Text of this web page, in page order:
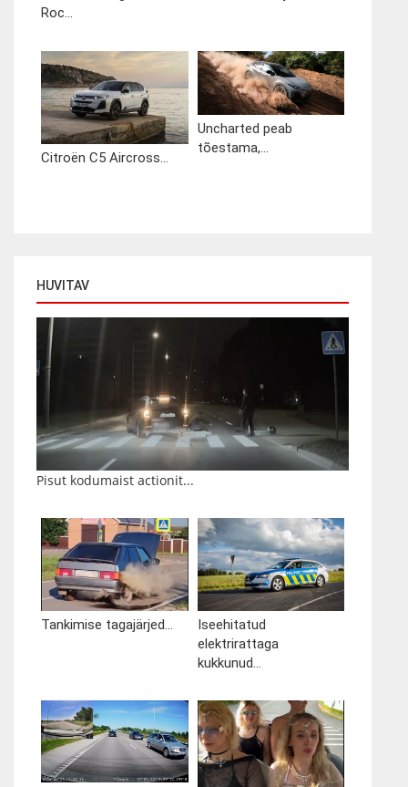
Roc...
Citroën C5 Aircross...
Uncharted peab
tõestama,...
HUVITAV
Pisut kodumaist actionit...
Tankimise tagajärjed...
Iseehitatud
elektrirattaga
kukkunud...